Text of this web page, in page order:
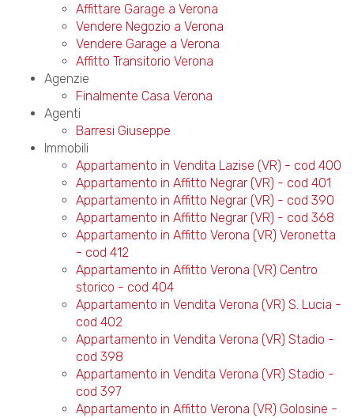
Affittare Garage a Verona
Vendere Negozio a Verona
Vendere Garage a Verona
Affitto Transitorio Verona
Agenzie
Finalmente Casa Verona
Agenti
Barresi Giuseppe
Immobili
Appartamento in Vendita Lazise (VR) - cod 400
Appartamento in Affitto Negrar (VR) - cod 401
Appartamento in Affitto Negrar (VR) - cod 390
Appartamento in Affitto Negrar (VR) - cod 368
Appartamento in Affitto Verona (VR) Veronetta
- cod 412
Appartamento in Affitto Verona (VR) Centro
storico - cod 404
Appartamento in Vendita Verona (VR) S. Lucia -
cod 402
Appartamento in Vendita Verona (VR) Stadio -
cod 398
Appartamento in Vendita Verona (VR) Stadio -
cod 397
Appartamento in Affitto Verona (VR) Golosine -